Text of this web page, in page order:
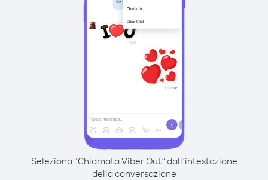
Seleziona “Chiamata Viber Out” dall’intestazione
della conversazione